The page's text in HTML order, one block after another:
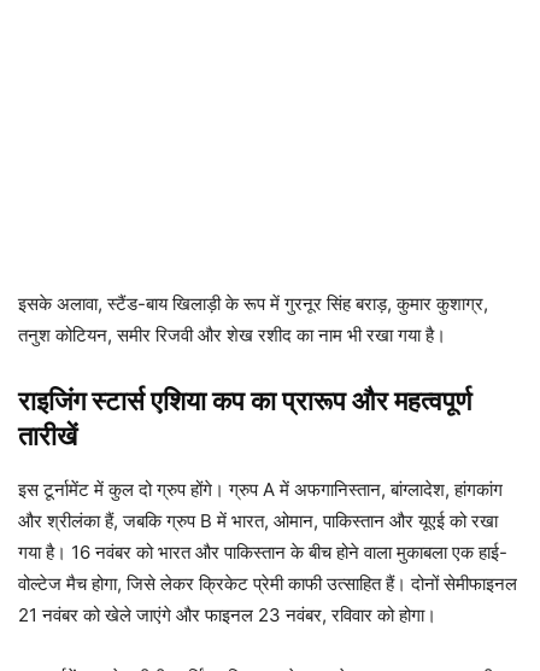
इसके अलावा, स्टैंड-बाय खिलाड़ी के रूप में गुरनूर सिंह बराड़, कुमार कुशाग्र,
तनुश कोटियन, समीर रिजवी और शेख रशीद का नाम भी रखा गया है।
राइजिंग स्टार्स एशिया कप का प्रारूप और महत्वपूर्ण
तारीखें
इस टूर्नामेंट में कुल दो ग्रुप होंगे। ग्रुप A में अफगानिस्तान, बांग्लादेश, हांगकांग
और श्रीलंका हैं, जबकि ग्रुप B में भारत, ओमान, पाकिस्तान और यूएई को रखा
गया है। 16 नवंबर को भारत और पाकिस्तान के बीच होने वाला मुकाबला एक हाई-
वोल्टेज मैच होगा, जिसे लेकर क्रिकेट प्रेमी काफी उत्साहित हैं। दोनों सेमीफाइनल
21 नवंबर को खेले जाएंगे और फाइनल 23 नवंबर, रविवार को होगा।